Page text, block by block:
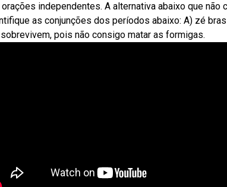
independentes. A alternativa abaixo que não
as conjunções dos períodos abaixo: A) zé
pois não consigo matar as formigas.